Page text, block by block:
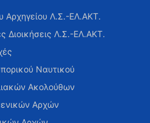
Αρχηγείου Λ.Σ.-ΕΛ.ΑΚΤ.
Διοικήσεις Λ.Σ.-ΕΛ.ΑΚΤ.
Ναυτικού
Ακολούθων
Αρχών